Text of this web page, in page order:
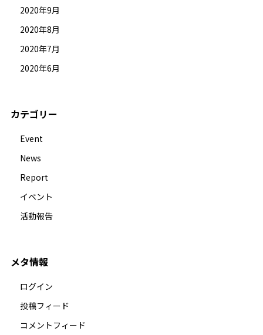
2020年9月
2020年8月
2020年7月
2020年6月
カテゴリー
Event
News
Report
イベント
活動報告
メタ情報
ログイン
投稿フィード
コメントフィード